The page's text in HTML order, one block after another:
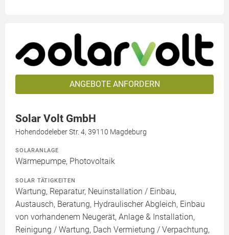
ANGEBOTE ANFORDERN
Solar Volt GmbH
Hohendodeleber Str. 4, 39110 Magdeburg
SOLARANLAGE
Wärmepumpe, Photovoltaik
SOLAR TÄTIGKEITEN
Wartung, Reparatur, Neuinstallation / Einbau,
Austausch, Beratung, Hydraulischer Abgleich, Einbau
von vorhandenem Neugerät, Anlage & Installation,
Reinigung / Wartung, Dach Vermietung / Verpachtung,